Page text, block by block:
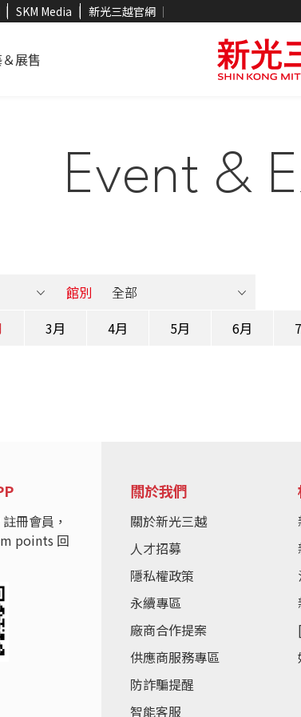
SKM Media 新光三越官網
展售
Event &
館別
3月 4月 5月 6月
冊會員，
points 回
關於我們
關於新光三越
人才招募
隱私權政策
永續專區
廠商合作提案
供應商服務專區
防詐騙提醒
智能客服